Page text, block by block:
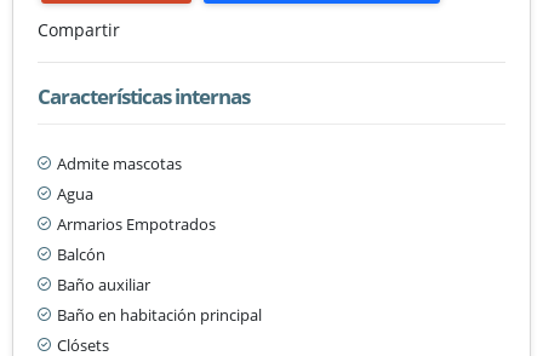
Compartir
Características internas
Admite mascotas
Agua
Armarios Empotrados
Balcón
Baño auxiliar
Baño en habitación principal
Clósets